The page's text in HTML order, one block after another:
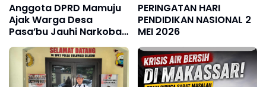
Anggota DPRD Mamuju
Ajak Warga Desa
Pasa’bu Jauhi Narkoba
dan Kembangkan
Pertanian
PERINGATAN HARI
PENDIDIKAN NASIONAL 2
MEI 2026